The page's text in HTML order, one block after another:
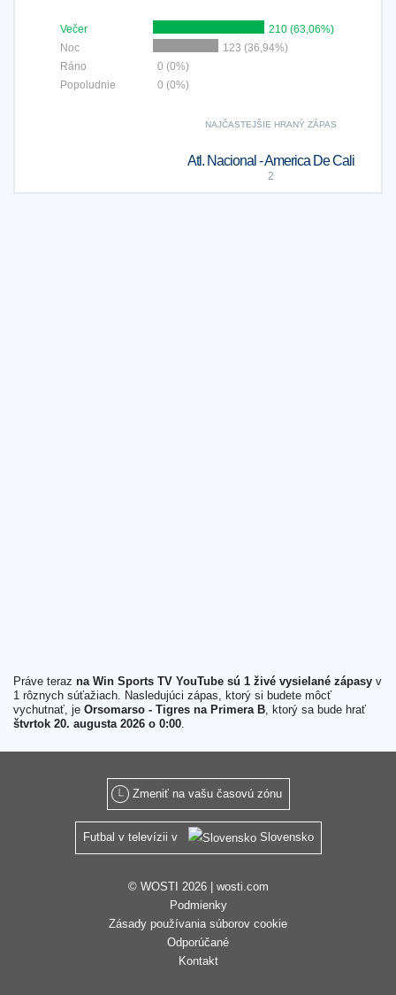
Večer
210 (63,06%)
Noc
123 (36,94%)
Ráno
0 (0%)
Popoludnie
0 (0%)
NAJČASTEJŠIE HRANÝ ZÁPAS
Atl. Nacional - America De Cali
2
Práve teraz na Win Sports TV YouTube sú 1 živé vysielané zápasy v
1 rôznych súťažiach. Nasledujúci zápas, ktorý si budete môcť
vychutnať, je Orsomarso - Tigres na Primera B, ktorý sa bude hrať
štvrtok 20. augusta 2026 o 0:00.
Zmeniť na vašu časovú zónu
Futbal v televízii v Slovensko
© WOSTI 2026 | wosti.com
Podmienky
Zásady používania súborov cookie
Odporúčané
Kontakt